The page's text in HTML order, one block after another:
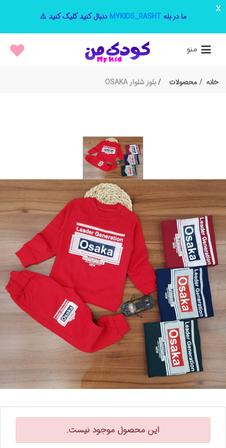
ما در بلهMYKIDS_RASHT دنبال کنید کلیک کنید ⚠️
x
منو
خانه محصولات بلوز شلوار OSAKA
این محصول موجود نیست.